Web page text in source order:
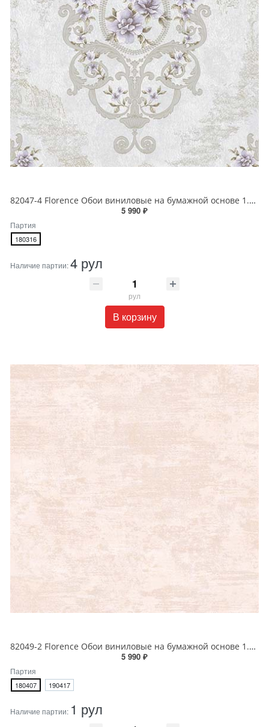
82047-4 Florence Обои виниловые на бумажной основе 1.06*15.6
5 990 ₽
Партия
180316
Наличие партии:4 рул
рул
В корзину
82049-2 Florence Обои виниловые на бумажной основе 1.06*15.6
5 990 ₽
Партия
180407 190417
Наличие партии: 1 рул